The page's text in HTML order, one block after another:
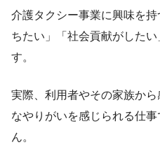
介護タクシー事業に興味を
ちたい」「社会貢献がした
す。
実際、利用者やその家族か
なやりがいを感じられる仕
ん。